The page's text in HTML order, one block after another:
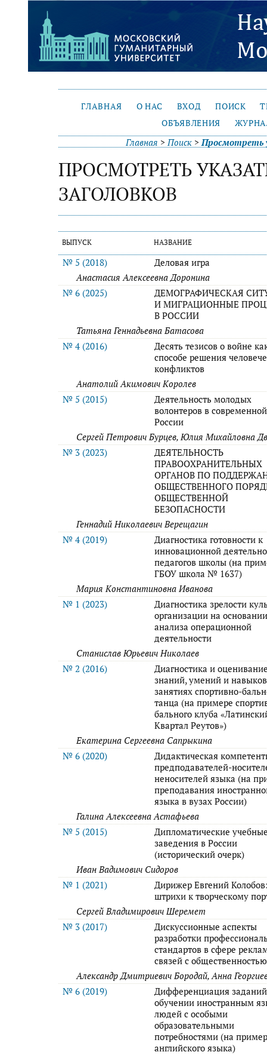
ГЛАВНАЯ О НАС ВХОД ПОИСК
ОБЪЯВЛЕНИЯ
Главная >Поиск >Просмотреть
ПРОСМОТРЕТЬ
ЗАГОЛОВКОВ
ВЫПУСК НАЗВАНИЕ
№ 5 (2018)
Деловая игра
Анастасия Алексеевна Доронина
№ 6 (2025)
ДЕМОГРАФИЧЕСКАЯ
И МИГРАЦИОННЫЕ
В РОССИИ
Татьяна Геннадьевна Батасова
№ 4 (2016)
Десять тезисов о войне
способе решения
конфликтов
Анатолий Акимович Королев
№ 5 (2015)
Деятельность молодых
волонтеров в современной
России
Сергей Петрович Бурцев, Юлия Михайловна
№ 3 (2023)
ДЕЯТЕЛЬНОСТЬ
ПРАВООХРАНИТЕЛЬНЫХ
ОРГАНОВ ПО
ОБЩЕСТВЕННОГО
ОБЩЕСТВЕННОЙ
БЕЗОПАСНОСТИ
Геннадий Николаевич Верещагин
№ 4 (2019)
Диагностика готовности к
инновационной
педагогов школы (на
ГБОУ школа № 1637)
Мария Константиновна Иванова
№ 1 (2023)
Диагностика зрелости
организации на
анализа операционной
деятельности
Станислав Юрьевич Николаев
№ 2 (2016)
Диагностика и
знаний, умений и
занятиях спортивно-
танца (на примере
бального клуба
Квартал Реутов»)
Екатерина Сергеевна Сапрыкина
№ 6 (2020)
Дидактическая
предподавателей-
неносителей языка (на
преподавания
языка в вузах России)
Галина Алексеевна Астафьева
№ 5 (2015)
Дипломатические
заведения в России
(исторический очерк)
Иван Вадимович Сидоров
№ 1 (2021)
Дирижер Евгений
штрихи к творческому
Сергей Владимирович Шеремет
№ 3 (2017)
Дискуссионные аспекты
разработки
стандартов в сфере
связей с общественностью
Александр Дмитриевич Бородай, Анна
№ 6 (2019)
Дифференциация
обучении иностранным
людей с особыми
образовательными
потребностями (на
английского языка)